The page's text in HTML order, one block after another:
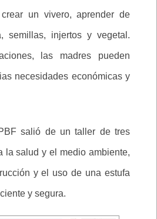
un vivero, aprender de
semillas, injertos y vegetal.
las madres pueden
necesidades económicas y
salió de un taller de tres
la salud y el medio ambiente,
y el uso de una estufa
y segura.